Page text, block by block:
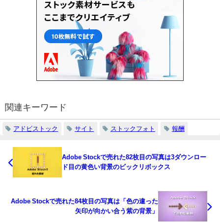
関連キーワード
アドビストック サイト ストックフォト 報酬
Adobe Stockで売れた82枚目の写真は3ダウンロー
ド目の黄色い背景のビックリボックス
Adobe Stockで売れた84枚目の写真は「色の違った
矢印が向かい合う紫の背景」